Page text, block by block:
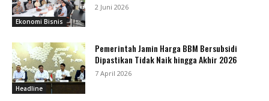
Ekonomi Bisnis
2 Juni 2026
Headline
Pemerintah Jamin Harga BBM Bersubsidi
Dipastikan Tidak Naik hingga Akhir 2026
7 April 2026